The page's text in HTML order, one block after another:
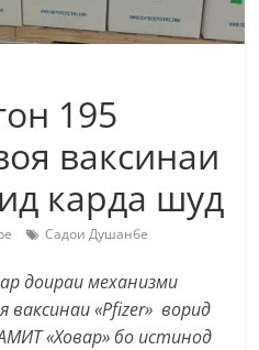
195
ваксинаи
карда шуд
Садои Душанбе
доираи механизми
ваксинаи «Pfizer» ворид
«Ховар» бо истинод